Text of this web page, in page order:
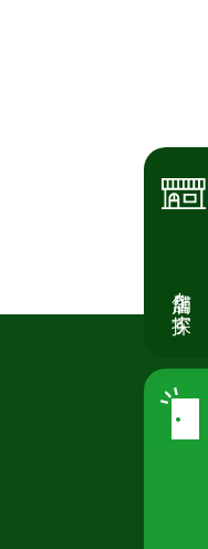
店舗を探す